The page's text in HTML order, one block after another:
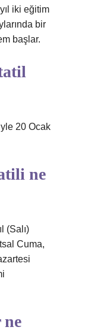
iki eğitim
bir
başlar.
20 Ocak
ne
(Salı)
Cuma,